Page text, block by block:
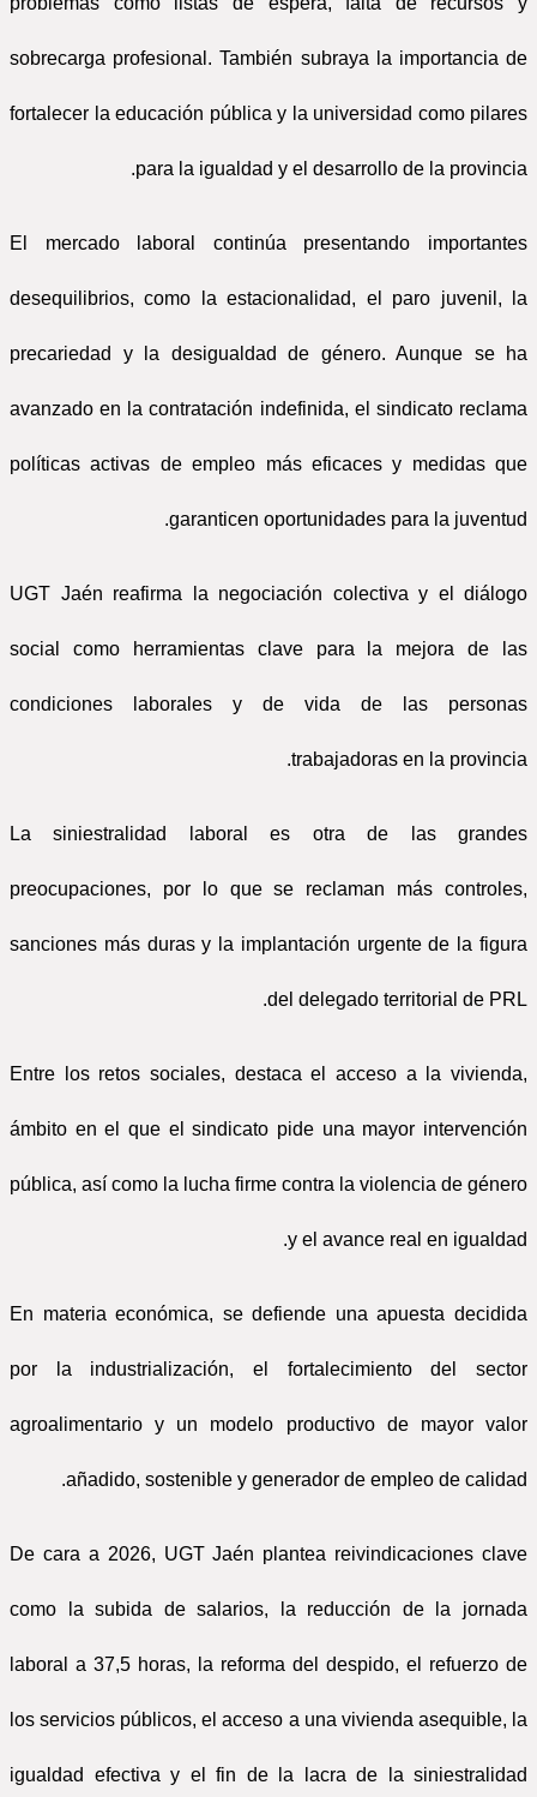
sobrecarga profesional. También subraya la importancia de
fortalecer la educación pública y la universidad como pilares
para la igualdad y el desarrollo de la provincia.
El mercado laboral continúa presentando importantes
desequilibrios, como la estacionalidad, el paro juvenil, la
precariedad y la desigualdad de género. Aunque se ha
avanzado en la contratación indefinida, el sindicato reclama
políticas activas de empleo más eficaces y medidas que
garanticen oportunidades para la juventud.
UGT Jaén reafirma la negociación colectiva y el diálogo
social como herramientas clave para la mejora de las
condiciones laborales y de vida de las personas
trabajadoras en la provincia.
La siniestralidad laboral es otra de las grandes
preocupaciones, por lo que se reclaman más controles,
sanciones más duras y la implantación urgente de la figura
del delegado territorial de PRL.
Entre los retos sociales, destaca el acceso a la vivienda,
ámbito en el que el sindicato pide una mayor intervención
pública, así como la lucha firme contra la violencia de género
y el avance real en igualdad.
En materia económica, se defiende una apuesta decidida
por la industrialización, el fortalecimiento del sector
agroalimentario y un modelo productivo de mayor valor
añadido, sostenible y generador de empleo de calidad.
De cara a 2026, UGT Jaén plantea reivindicaciones clave
como la subida de salarios, la reducción de la jornada
laboral a 37,5 horas, la reforma del despido, el refuerzo de
los servicios públicos, el acceso a una vivienda asequible, la
igualdad efectiva y el fin de la lacra de la siniestralidad